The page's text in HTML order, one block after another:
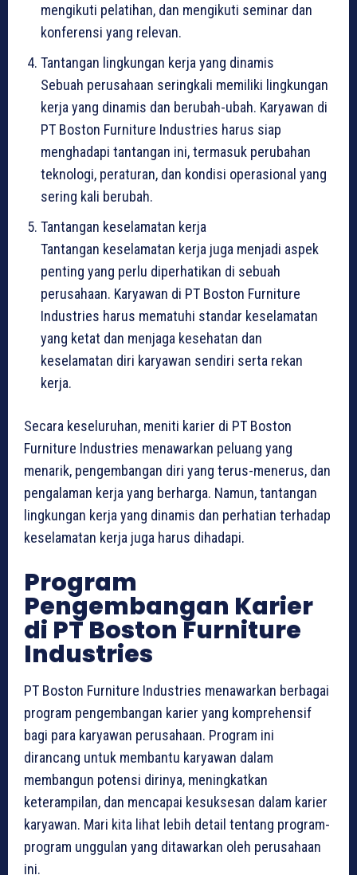
mengikuti pelatihan, dan mengikuti seminar dan
konferensi yang relevan.
Tantangan lingkungan kerja yang dinamis
Sebuah perusahaan seringkali memiliki lingkungan
kerja yang dinamis dan berubah-ubah. Karyawan di
PT Boston Furniture Industries harus siap
menghadapi tantangan ini, termasuk perubahan
teknologi, peraturan, dan kondisi operasional yang
sering kali berubah.
Tantangan keselamatan kerja
Tantangan keselamatan kerja juga menjadi aspek
penting yang perlu diperhatikan di sebuah
perusahaan. Karyawan di PT Boston Furniture
Industries harus mematuhi standar keselamatan
yang ketat dan menjaga kesehatan dan
keselamatan diri karyawan sendiri serta rekan
kerja.
Secara keseluruhan, meniti karier di PT Boston
Furniture Industries menawarkan peluang yang
menarik, pengembangan diri yang terus-menerus, dan
pengalaman kerja yang berharga. Namun, tantangan
lingkungan kerja yang dinamis dan perhatian terhadap
keselamatan kerja juga harus dihadapi.
Program
Pengembangan Karier
di PT Boston Furniture
Industries
PT Boston Furniture Industries menawarkan berbagai
program pengembangan karier yang komprehensif
bagi para karyawan perusahaan. Program ini
dirancang untuk membantu karyawan dalam
membangun potensi dirinya, meningkatkan
keterampilan, dan mencapai kesuksesan dalam karier
karyawan. Mari kita lihat lebih detail tentang program-
program unggulan yang ditawarkan oleh perusahaan
ini.